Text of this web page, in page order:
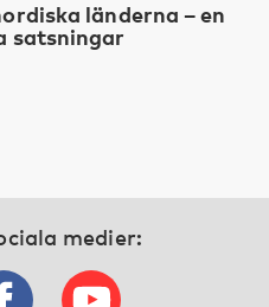
länderna – en
satsningar
medier: